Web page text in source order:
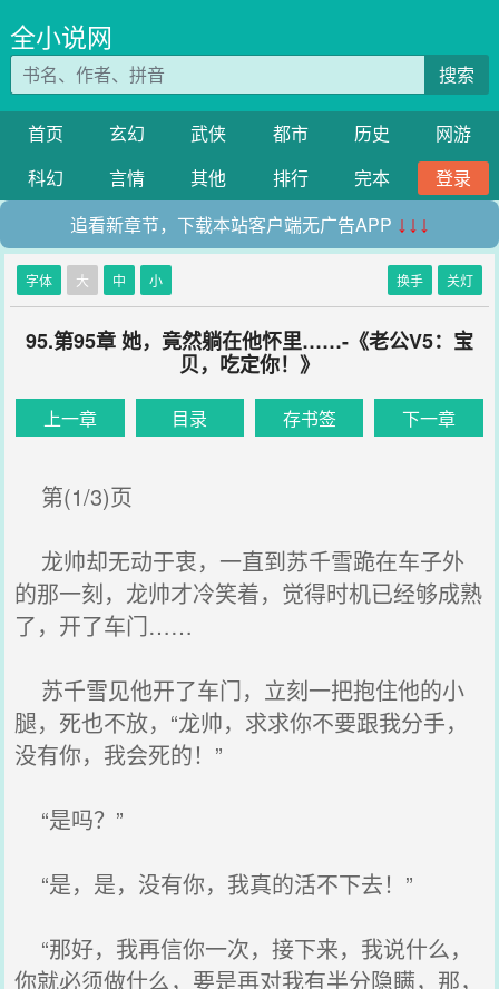
全小说网
搜索
首页 玄幻 武侠 都市 历史
网游
科幻
言情 其他 排行 完本
登录
追看新章节，下载本站客户端无广告APP ↓↓↓
字体 大 中 小 换手 关灯
95.第95章 她，竟然躺在他怀里……-《老公V5：宝
贝，吃定你！》
上一章 目录 存书签 下一章
第(1/3)页
龙帅却无动于衷，一直到苏千雪跪在车子外
的那一刻，龙帅才冷笑着，觉得时机已经够成熟
了，开了车门……
苏千雪见他开了车门，立刻一把抱住他的小
腿，死也不放，“龙帅，求求你不要跟我分手，
没有你，我会死的！”
“是吗？”
“是，是，没有你，我真的活不下去！”
“那好，我再信你一次，接下来，我说什么，
你就必须做什么，要是再对我有半分隐瞒，那，